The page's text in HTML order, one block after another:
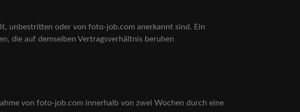
unbestritten oder von foto-job.com anerkannt sind. Ein
die auf demselben Vertragsverhältnis beruhen
von foto-job.com innerhalb von zwei Wochen durch eine